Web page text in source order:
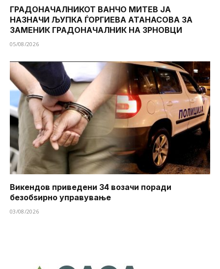
ГРАДОНАЧАЛНИКОТ ВАНЧО МИТЕВ ЈА
НАЗНАЧИ ЉУПКА ЃОРГИЕВА АТАНАСОВА ЗА
ЗАМЕНИК ГРАДОНАЧАЛНИК НА ЗРНОВЦИ
05/08/2026
Викендов приведени 34 возачи поради
безобѕирно управување
03/08/2026